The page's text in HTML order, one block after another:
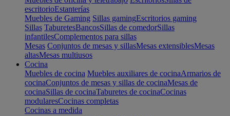
escritorioEstanterías
Muebles de Gaming Sillas gamingEscritorios gaming
Sillas TaburetesBancosSillas de comedorSillas
infantilesComplementos para sillas
Mesas Conjuntos de mesas y sillasMesas extensiblesMesas
altasMesas multiusos
Cocina
Muebles de cocina Muebles auxiliares de cocinaArmarios de
cocinaConjuntos de mesas y sillas de cocinaMesas de
cocinaSillas de cocinaTaburetes de cocinaCocinas
modularesCocinas completas
Cocinas a medida